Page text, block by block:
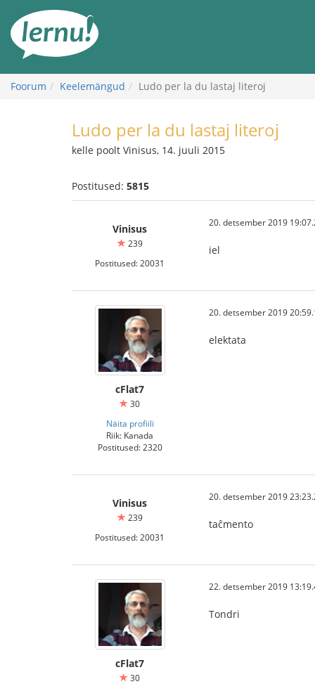
juurde
Foorum Keelemängud Ludo per la du lastaj literoj
Ludo per la du lastaj literoj
kelle poolt Vinisus, 14. juuli 2015
Postitused: 5815
Vinisus
239
Postitused: 20031
20. detsember 2019
iel
cFlat7
30
Näita profiili
Riik: Kanada
Postitused: 2320
20. detsember 2019
elektata
Vinisus
239
Postitused: 20031
20. detsember 2019
taĉmento
cFlat7
30
22. detsember 2019
Tondri